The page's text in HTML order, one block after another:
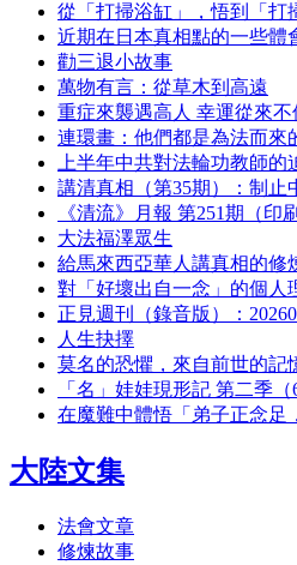
從「打掃浴缸」，悟到「打
近期在日本真相點的一些體
勸三退小故事
萬物有言：從草木到高遠
重症來襲遇高人 幸運從來不
連環畫：他們都是為法而來
上半年中共對法輪功教師的
講清真相（第35期）：制止
《清流》月報 第251期（印
大法福澤眾生
給馬來西亞華人講真相的修
對「好壞出自一念」的個人
正見週刊（錄音版）：
人生抉擇
莫名的恐懼，來自前世的記
「名」娃娃現形記 第二季（6
在魔難中體悟「弟子正念足
大陸文集
法會文章
修煉故事